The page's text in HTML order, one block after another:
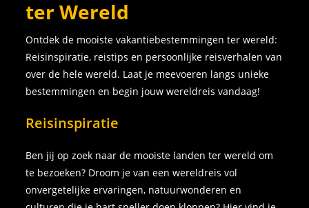
ter Wereld
Ontdek de mooiste vakantiebestemmingen ter wereld:
Reisinspiratie, reistips en persoonlijke reisverhalen van
over de hele wereld. Laat je meevoeren langs unieke
bestemmingen en begin jouw wereldreis vandaag!
Reisinspiratie
Ben jij op zoek naar de mooiste landen ter wereld om
te bezoeken? Droom je van een wereldreis vol
onvergetelijke ervaringen, natuurwonderen en